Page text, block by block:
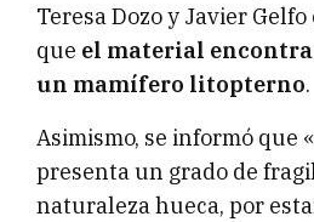
Teresa Dozo y Javier
que el material
un mamífero litopterno.
Asimismo, se informó que
presenta un grado de
naturaleza hueca, por